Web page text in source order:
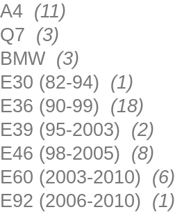
A4 (11)
Q7 (3)
BMW (3)
E30 (82-94) (1)
E36 (90-99) (18)
E39 (95-2003) (2)
E46 (98-2005) (8)
E60 (2003-2010) (6)
E92 (2006-2010) (1)